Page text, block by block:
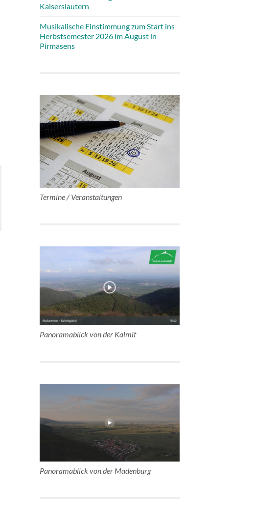
Kaiserslautern
Musikalische Einstimmung zum Start ins
Herbstsemester 2026 im August in
Pirmasens
Termine / Veranstaltungen
Panoramablick von der Kalmit
Panoramablick von der Madenburg